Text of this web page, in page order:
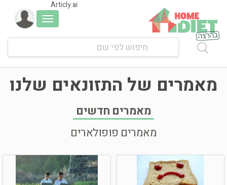
Articly.ai
Toggle
navigation
מאמרים של התזונאים שלנו
מאמרים חדשים
מאמרים פופולארים